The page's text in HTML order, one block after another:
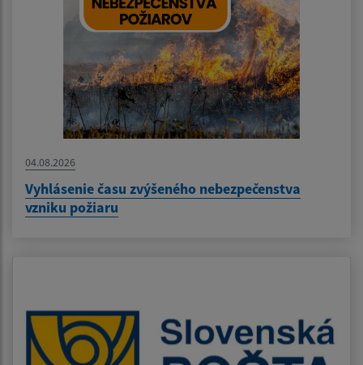
04.08.2026
Vyhlásenie času zvýšeného nebezpečenstva
vzniku požiaru